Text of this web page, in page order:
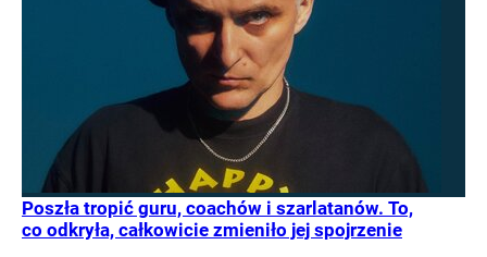
Poszła tropić guru, coachów i szarlatanów. To,
co odkryła, całkowicie zmieniło jej spojrzenie